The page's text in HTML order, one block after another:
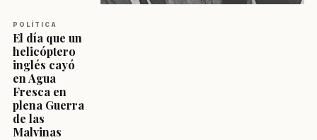
POLÍTICA
El día que un
helicóptero
inglés cayó
en Agua
Fresca en
plena Guerra
de las
Malvinas